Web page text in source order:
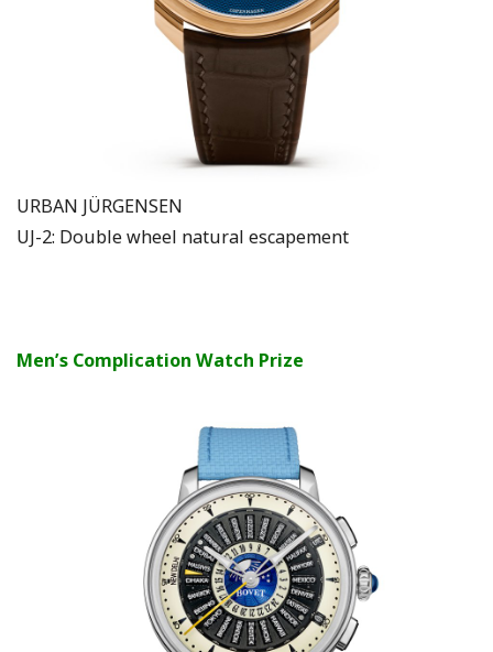
URBAN JÜRGENSEN
UJ-2: Double wheel natural escapement
Men’s Complication Watch Prize